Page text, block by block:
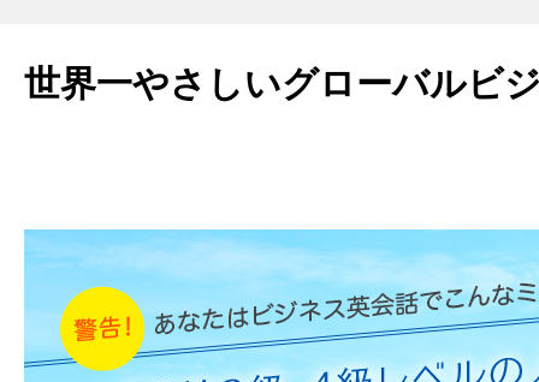
世界一やさしいグローバルビ